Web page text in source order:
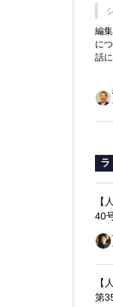
接
も
販
永
ま
確
編
に
話
り
施
仕
は
【
40
【
第